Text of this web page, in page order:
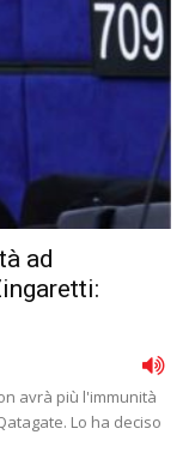
ad
avrà più l'immunità
Lo ha deciso